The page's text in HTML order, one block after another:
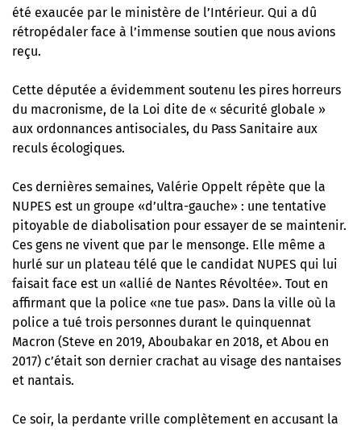
été exaucée par le ministère de l’Intérieur. Qui a dû
rétropédaler face à l’immense soutien que nous avions
reçu.
Cette députée a évidemment soutenu les pires horreurs
du macronisme, de la Loi dite de « sécurité globale »
aux ordonnances antisociales, du Pass Sanitaire aux
reculs écologiques.
Ces dernières semaines, Valérie Oppelt répète que la
NUPES est un groupe «d’ultra-gauche» : une tentative
pitoyable de diabolisation pour essayer de se maintenir.
Ces gens ne vivent que par le mensonge. Elle même a
hurlé sur un plateau télé que le candidat NUPES qui lui
faisait face est un «allié de Nantes Révoltée». Tout en
affirmant que la police «ne tue pas». Dans la ville où la
police a tué trois personnes durant le quinquennat
Macron (Steve en 2019, Aboubakar en 2018, et Abou en
2017) c’était son dernier crachat au visage des nantaises
et nantais.
Ce soir, la perdante vrille complètement en accusant la